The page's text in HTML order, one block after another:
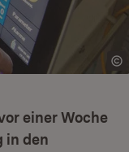
einer Woche
in den